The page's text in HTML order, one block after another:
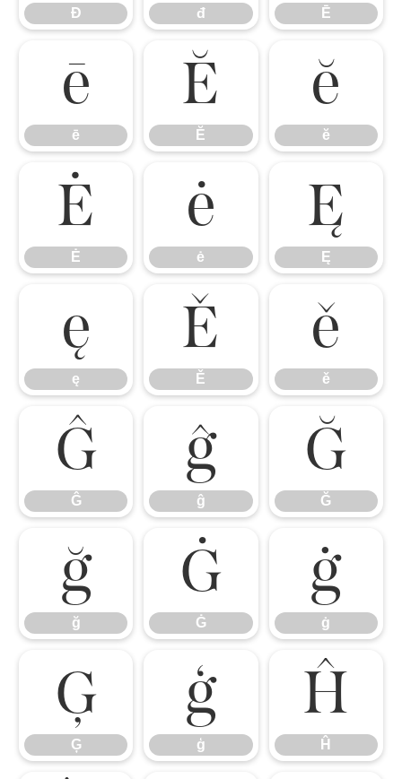
Đ đ Ē
ē
ē
Ĕ
Ĕ
ĕ
ĕ
Ė
Ė
ė
ė
Ę
Ę
ę
ę
Ě
Ě
ě
ě
Ĝ
Ĝ
ĝ
ĝ
Ğ
Ğ
ğ
ğ
Ġ
Ġ
ġ
ġ
Ģ
Ģ
ģ
ģ
Ĥ
Ĥ